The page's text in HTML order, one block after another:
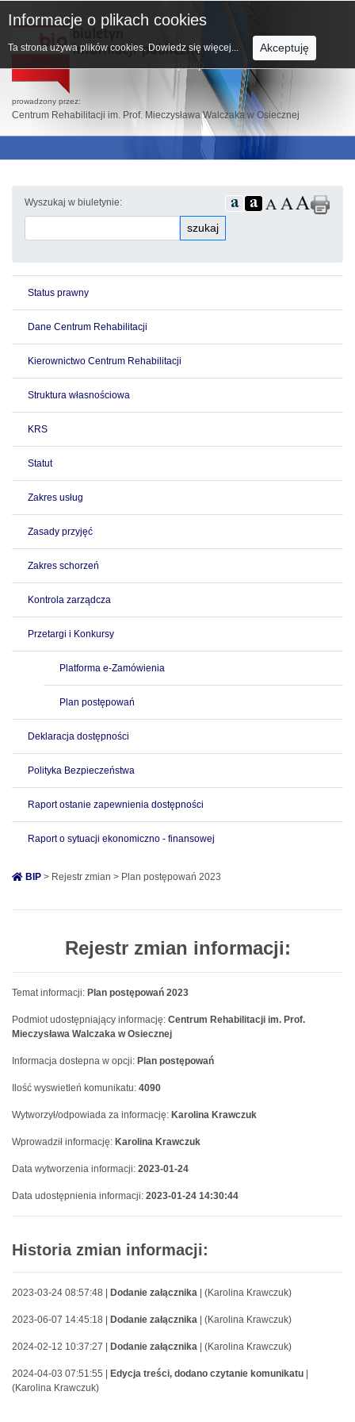
prowadzony przez:
Centrum Rehabilitacji im. Prof. Mieczysława Walczaka w Osiecznej
Wyszukaj w biuletynie:
szukaj
Status prawny
Dane Centrum Rehabilitacji
Kierownictwo Centrum Rehabilitacji
Struktura własnościowa
KRS
Statut
Zakres usług
Zasady przyjęć
Zakres schorzeń
Kontrola zarządcza
Przetargi i Konkursy
Platforma e-Zamówienia
Plan postępowań
Deklaracja dostępności
Polityka Bezpieczeństwa
Raport ostanie zapewnienia dostępności
Raport o sytuacji ekonomiczno - finansowej
BIP > Rejestr zmian > Plan postępowań 2023
Rejestr zmian informacji:
Temat informacji: Plan postępowań 2023
Podmiot udostępniający informację: Centrum Rehabilitacji im. Prof.
Mieczysława Walczaka w Osiecznej
Informacja dostepna w opcji: Plan postępowań
Ilość wyswietleń komunikatu: 4090
Wytworzył/odpowiada za informację: Karolina Krawczuk
Wprowadził informację: Karolina Krawczuk
Data wytworzenia informacji: 2023-01-24
Data udostępnienia informacji: 2023-01-24 14:30:44
Historia zmian informacji:
2023-03-24 08:57:48 | Dodanie załącznika | (Karolina Krawczuk)
2023-06-07 14:45:18 | Dodanie załącznika | (Karolina Krawczuk)
2024-02-12 10:37:27 | Dodanie załącznika | (Karolina Krawczuk)
2024-04-03 07:51:55 | Edycja treści, dodano czytanie komunikatu
(Karolina Krawczuk)
Informacje o plikach cookies
Ta strona używa plików cookies. Dowiedz się więcej... Akceptuję